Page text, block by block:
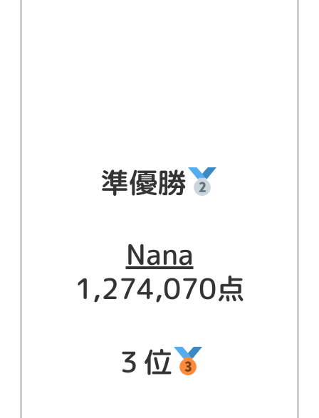
準優勝
Nana
1,274,070点
３位